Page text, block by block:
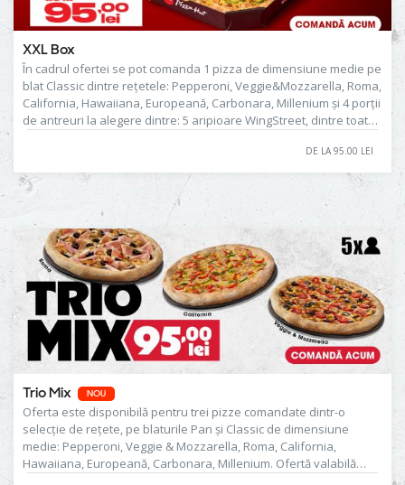
XXL Box
În cadrul ofertei se pot comanda 1 pizza de dimensiune medie pe
blat Classic dintre rețetele: Pepperoni, Veggie&Mozzarella, Roma,
California, Hawaiiana, Europeană, Carbonara, Millenium și 4 porții
de antreuri la alegere dintre: 5 aripioare WingStreet, dintre toate
Garlic&Parmesan Fries, Mozzarella Sticks, Chicken Popcorn, Ham
& Cheese Rolls, Garlic Bread, Mozzarella Garlic Bread, Garlic
Bread Mix sau Wedges. Prețul de 95.00 lei corespunde
următoarelor combinaţii de produse: 1 pizza, 5 aripioare
WingStreet (fără sos), 1 porție de French Fries, 1 porție de Cheese
Pillows și 1 porție de Mozzarella Sticks. Produsul din imagine este
cu titlu de prezentare.
DE LA 95.00 LEI
Trio Mix NOU
Oferta este disponibilă pentru trei pizze comandate dintr-o
selecție de rețete, pe blaturile Pan și Classic de dimensiune
medie: Pepperoni, Veggie & Mozzarella, Roma, California,
Hawaiiana, Europeană, Carbonara, Millenium. Ofertă valabilă